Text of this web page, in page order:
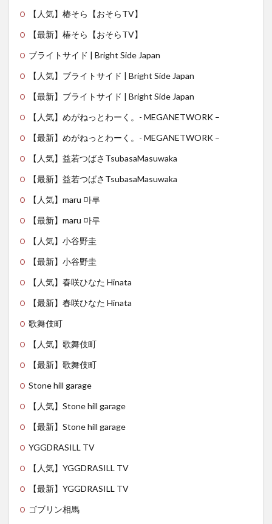
【人気】椿そら【おそらTV】
【最新】椿そら【おそらTV】
ブライトサイド | Bright Side Japan
【人気】ブライトサイド | Bright Side Japan
【最新】ブライトサイド | Bright Side Japan
【人気】めがねっとわーく。- MEGANETWORK –
【最新】めがねっとわーく。- MEGANETWORK –
【人気】益若つばさTsubasaMasuwaka
【最新】益若つばさTsubasaMasuwaka
【人気】maru 마루
【最新】maru 마루
【人気】小谷野圭
【最新】小谷野圭
【人気】春咲ひなた Hinata
【最新】春咲ひなた Hinata
歌舞伎町
【人気】歌舞伎町
【最新】歌舞伎町
Stone hill garage
【人気】Stone hill garage
【最新】Stone hill garage
YGGDRASILL TV
【人気】YGGDRASILL TV
【最新】YGGDRASILL TV
ゴブリン相馬